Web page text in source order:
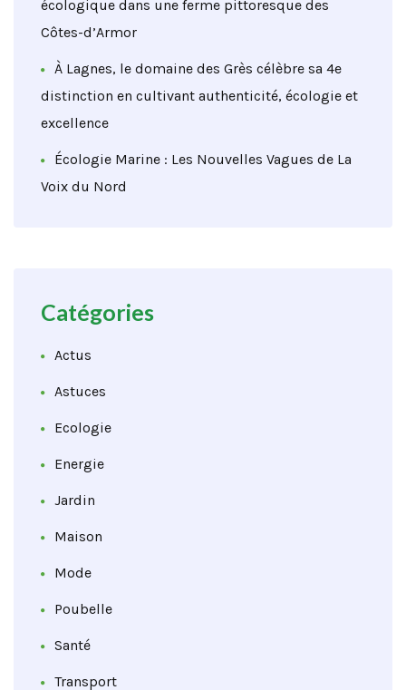
écologique dans une ferme pittoresque des
Côtes-d’Armor
À Lagnes, le domaine des Grès célèbre sa 4e
distinction en cultivant authenticité, écologie et
excellence
Écologie Marine : Les Nouvelles Vagues de La
Voix du Nord
Catégories
Actus
Astuces
Ecologie
Energie
Jardin
Maison
Mode
Poubelle
Santé
Transport